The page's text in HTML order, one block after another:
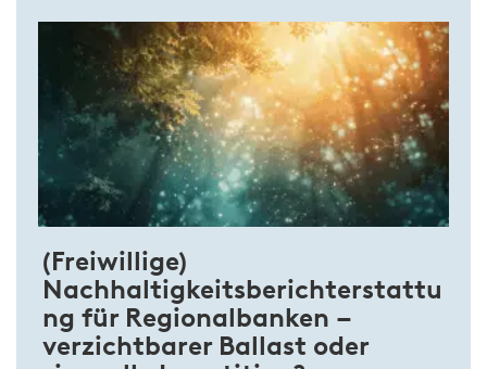
(Freiwillige)
Nachhaltigkeitsberichterstattu
ng für Regionalbanken –
verzichtbarer Ballast oder